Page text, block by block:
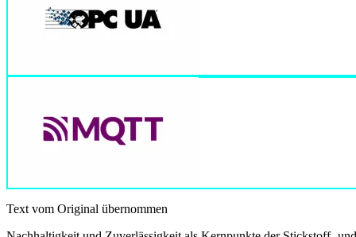
Text vom Original übernommen